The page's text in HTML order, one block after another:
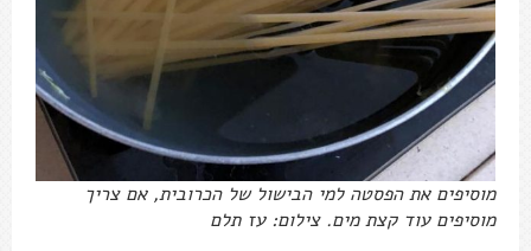
מוסיפים את הפסטה למי הבישול של הכרובית, אם צריך
מוסיפים עוד קצת מים. צילום: עז תלם